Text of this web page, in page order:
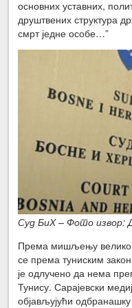
основних уставних,
друштвених структура
смрт једне особе…”
Суд БиХ – Фото извор:
Према мишљењу
се према туниским
је одлучено да нема
Тунису. Сарајевски
објављујући